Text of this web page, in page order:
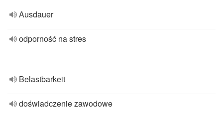
Ausdauer
odporność na stres
Belastbarkeit
doświadczenie zawodowe